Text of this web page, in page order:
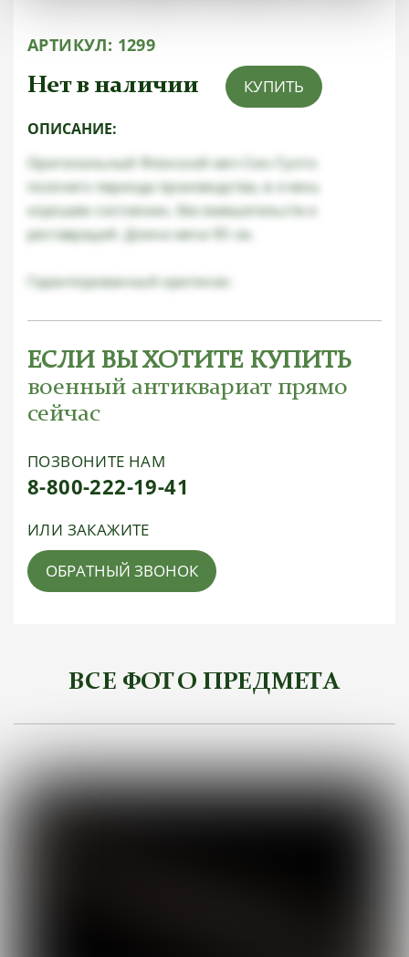
АРТИКУЛ: 1299
Нет в наличии КУПИТЬ
ОПИСАНИЕ:
Оригинальный Японский меч Син-Гунто
позлнего периода производства, в очень
хорошем состоянии, без вмешательств и
реставраций. Длина меча 95 см.
Гарантированный оригинал.
ЕСЛИ ВЫ ХОТИТЕ КУПИТЬ
военный антиквариат прямо
сейчас
ПОЗВОНИТЕ НАМ
8-800-222-19-41
ИЛИ ЗАКАЖИТЕ
ОБРАТНЫЙ ЗВОНОК
ВСЕ ФОТО ПРЕДМЕТА